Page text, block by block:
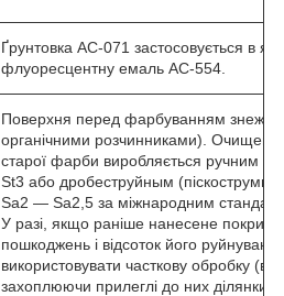
Ґрунтовка АС-071 застосовується в
флуоресцентну емаль АС-554.
Поверхня перед фарбуванням
органічними розчинниками). Очищення
старої фарби виробляється ручним
St3 або дробеструйным
Ѕа2 ― Ѕа2,5 за міжнародним
У разі, якщо раніше нанесене
пошкоджень і відсоток його
використовувати часткову обробку (в
захоплюючи прилеглі до них ділянки